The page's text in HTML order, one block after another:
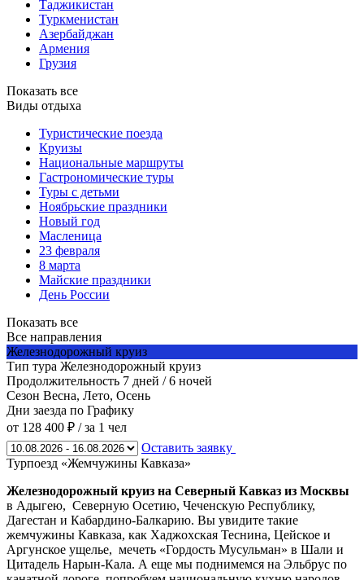
Таджикистан
Туркменистан
Азербайджан
Армения
Грузия
Показать все
Виды отдыха
Туристические поезда
Круизы
Национальные маршруты
Гастрономические туры
Туры с детьми
Ноябрьские праздники
Новый год
Масленица
23 февраля
8 марта
Майские праздники
День России
Показать все
Все направления
Железнодорожный круиз
Тип тура Железнодорожный круиз
Продолжительность 7 дней / 6 ночей
Сезон Весна, Лето, Осень
Дни заезда по Графику
от 128 400 ₽ / за 1 чел
Оставить заявку
Турпоезд «Жемчужины Кавказа»
Железнодорожный круиз на Северный Кавказ из Москвы
в Адыгею, Северную Осетию, Чеченскую Республику,
Дагестан и Кабардино-Балкарию. Вы увидите такие
жемчужины Кавказа, как Хаджохская Теснина, Цейское и
Аргунское ущелье, мечеть «Гордость Мусульман» в Шали и
Цитадель Нарын-Кала. А еще мы поднимемся на Эльбрус по